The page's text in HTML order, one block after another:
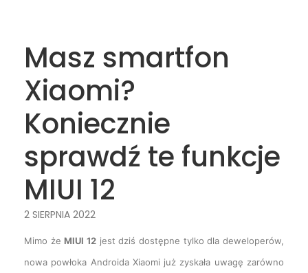
Masz smartfon
Xiaomi?
Koniecznie
sprawdź te funkcje
MIUI 12
2 SIERPNIA 2022
Mimo żeMIUI 12 jest dziś dostępne tylko dla deweloperów,
nowa powłoka Androida Xiaomi już zyskała uwagę zarówno